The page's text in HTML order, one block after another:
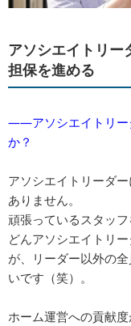
アソシエイトリー
担保を進める
――アソシエイトリー
か？
アソシエイトリーダ
ありません。
頑張っているスタッ
どんアソシエイトリ
が、リーダー以外の
いです（笑）。
ホーム運営への貢献